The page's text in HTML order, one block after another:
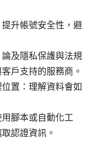
升帳號安全性，避
及隱私保護與法規
戶支持的服務商。
置：理解資料會如
腳本或自動化工
認證資訊。